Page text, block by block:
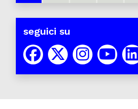
seguici su